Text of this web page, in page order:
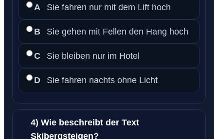
A Sie fahren nur mit dem Lift hoch
B Sie gehen mit Fellen den Hang hoch
C Sie bleiben nur im Hotel
D Sie fahren nachts ohne Licht
4) Wie beschreibt der Text
Skibergsteigen?